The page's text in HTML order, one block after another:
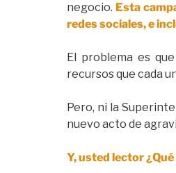
negocio. Esta
redes sociales, e
El problema es
recursos que cada
Pero, ni la
nuevo acto de
Y, usted lector